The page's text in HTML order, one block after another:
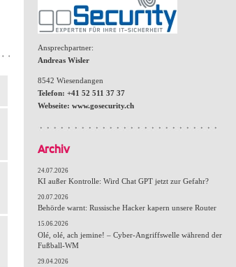
Ansprechpartner:
Andreas Wisler
8542 Wiesendangen
Telefon: +41 52 511 37 37
Webseite: www.gosecurity.ch
Archiv
24.07.2026
KI außer Kontrolle: Wird Chat GPT jetzt zur Gefahr?
20.07.2026
Behörde warnt: Russische Hacker kapern unsere Router
15.06.2026
Olé, olé, ach jemine! – Cyber-Angriffswelle während der
Fußball-WM
29.04.2026